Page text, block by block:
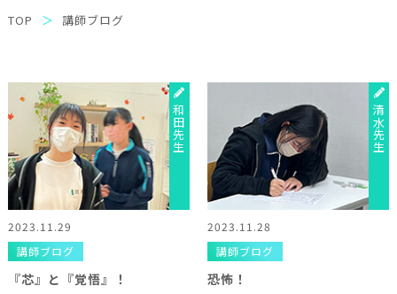
TOP 講師ブログ
和田先生
2023.11.29
講師ブログ
『芯』と『覚悟』！
清水先生
2023.11.28
講師ブログ
恐怖！